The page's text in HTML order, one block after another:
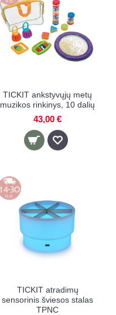
TICKIT ankstyvųjų metų
muzikos rinkinys, 10 dalių
43,00 €
TICKIT atradimų
sensorinis šviesos stalas
TPNC